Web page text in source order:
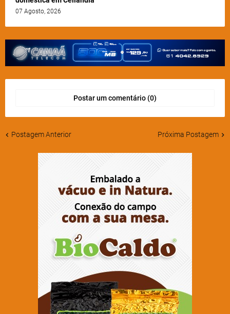
07 Agosto, 2026
Postar um comentário (0)
Postagem Anterior Próxima Postagem